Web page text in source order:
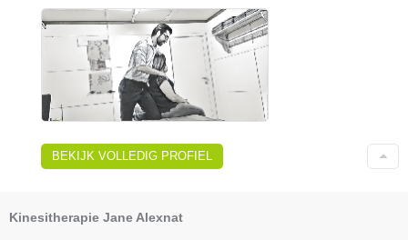
BEKIJK VOLLEDIG PROFIEL
Kinesitherapie Jane Alexnat